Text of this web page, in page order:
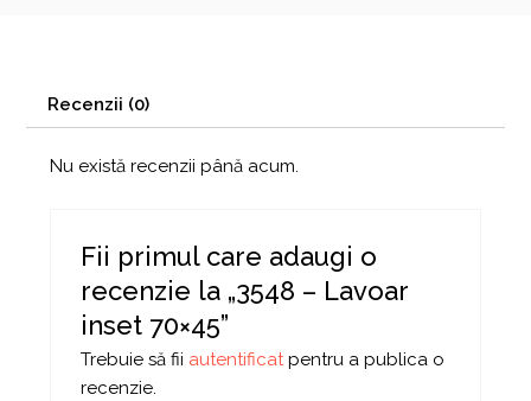
Recenzii (0)
Nu există recenzii până acum.
Fii primul care adaugi o
recenzie la „3548 – Lavoar
inset 70×45”
Trebuie să fii autentificatpentru a publica o
recenzie.